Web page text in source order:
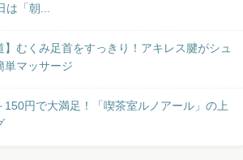
は「朝...
】むくみ足首をすっきり！アキレス腱がシュ
単マッサージ
150円で大満足！「喫茶室ルノアール」の上